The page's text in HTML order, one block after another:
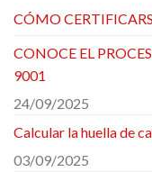
CÓMO
CONOCE EL
9001
24/09/2025
Calcular la huella de
03/09/2025